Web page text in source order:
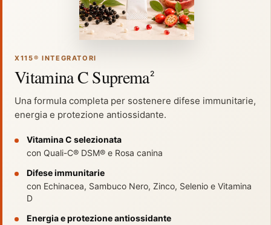
X115® INTEGRATORI
Vitamina C Suprema2
Una formula completa per sostenere difese immunitarie,
energia e protezione antiossidante.
Vitamina C selezionata
con Quali-C® DSM® e Rosa canina
Difese immunitarie
con Echinacea, Sambuco Nero, Zinco, Selenio e Vitamina
D
Energia e protezione antiossidante